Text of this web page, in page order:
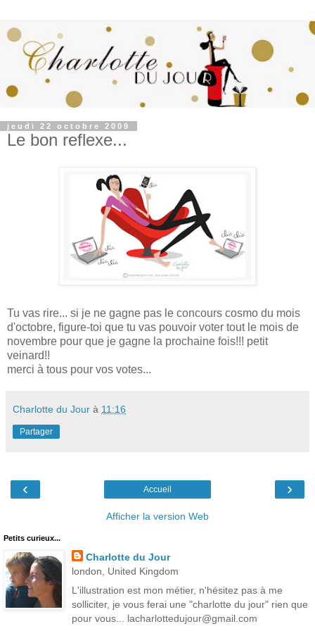
jeudi 22 octobre 2009
Le bon reflexe...
Tu vas rire... si je ne gagne pas le concours cosmo du mois
d'octobre, figure-toi que tu vas pouvoir voter tout le mois de
novembre pour que je gagne la prochaine fois!!! petit
veinard!!
merci à tous pour vos votes...
Charlotte du Jour à 11:16
Partager
‹ ›
Accueil
Afficher la version Web
Petits curieux...
Charlotte du Jour
london, United Kingdom
L'illustration est mon métier, n'hésitez pas à me
solliciter, je vous ferai une "charlotte du jour" rien que
pour vous... lacharlottedujour@gmail.com